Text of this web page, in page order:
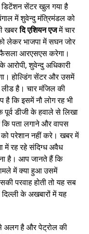
सेंटर खुल गया है
में शुवेन्दु मंत्रिमंडल को
खबरदि एशियन एजमें चार
लेकर भाजपा में सघन जोर
आरएसएस करेगा।
आरोपी, शुवेन्दु अधिकारी
होल्डिंग सेंटर और उसमें
है। चार मंजिल की
है कि इसमें नौ लोग रह भी
पूर्व डीजी के हवाले से लिखा
कि पता लगाने और वापस
परेशान नहीं करे। खबर में
में रह रहे संदिग्ध अवैध
है। आप जानते हैं कि
में क्या हुआ उसमें
परवाह होती तो यह सब
के अखबारों में यह
अलग है और पेट्रोल की